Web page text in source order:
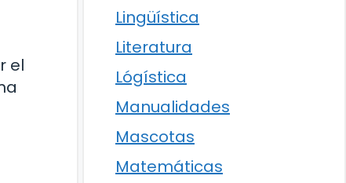
el
Lingüística
Literatura
Lógística
Manualidades
Mascotas
Matemáticas